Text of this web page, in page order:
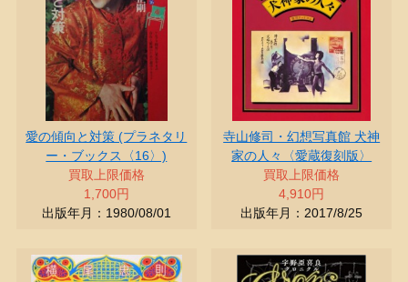
愛の傾向と対策 (プラネタリ
ー・ブックス〈16〉)
買取上限価格
1,700円
出版年月：1980/08/01
寺山修司・幻想写真館 犬神
家の人々〈愛蔵復刻版〉
買取上限価格
4,910円
出版年月：2017/8/25